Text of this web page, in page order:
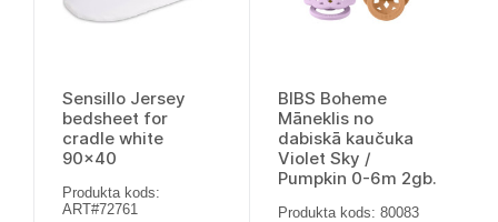
Sensillo Jersey
bedsheet for
cradle white
90x40
Produkta kods:
ART#72761
BIBS Boheme
Māneklis no
dabiskā kaučuka
Violet Sky /
Pumpkin 0-6m 2gb.
Produkta kods: 80083